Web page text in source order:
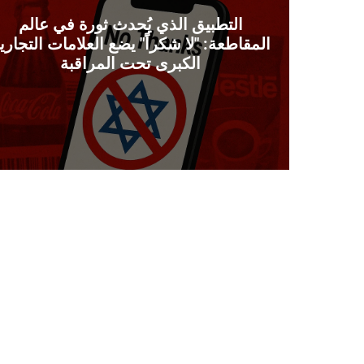
التطبيق الذي يُحدث ثورة في عالم
المقاطعة: "لا شكراً" يضع العلامات
الكبرى تحت المراقبة